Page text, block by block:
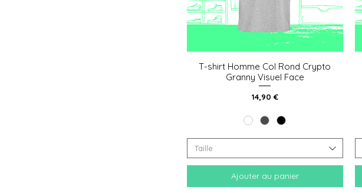
Aperçu rapide
T-shirt Homme Col Rond Crypto
Granny Visuel Face
Prix
14,90 €
Taille
Ajouter au panier